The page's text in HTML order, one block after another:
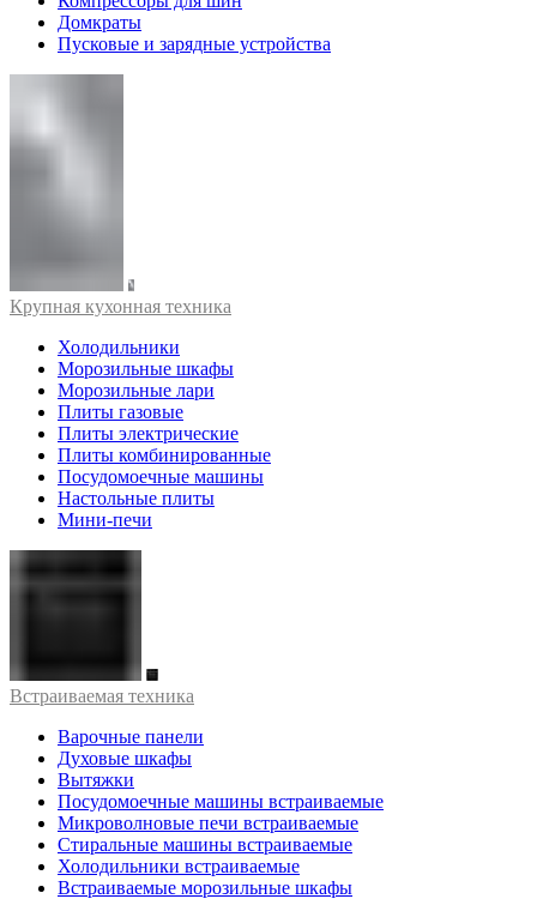
Домкраты
Пусковые и зарядные устройства
Крупная кухонная техника
Холодильники
Морозильные шкафы
Морозильные лари
Плиты газовые
Плиты электрические
Плиты комбинированные
Посудомоечные машины
Настольные плиты
Мини-печи
Встраиваемая техника
Варочные панели
Духовые шкафы
Вытяжки
Посудомоечные машины встраиваемые
Микроволновые печи встраиваемые
Стиральные машины встраиваемые
Холодильники встраиваемые
Встраиваемые морозильные шкафы